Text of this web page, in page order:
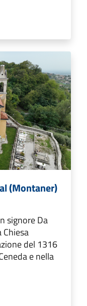
(Montaner)
signore Da
del 1316
e nella